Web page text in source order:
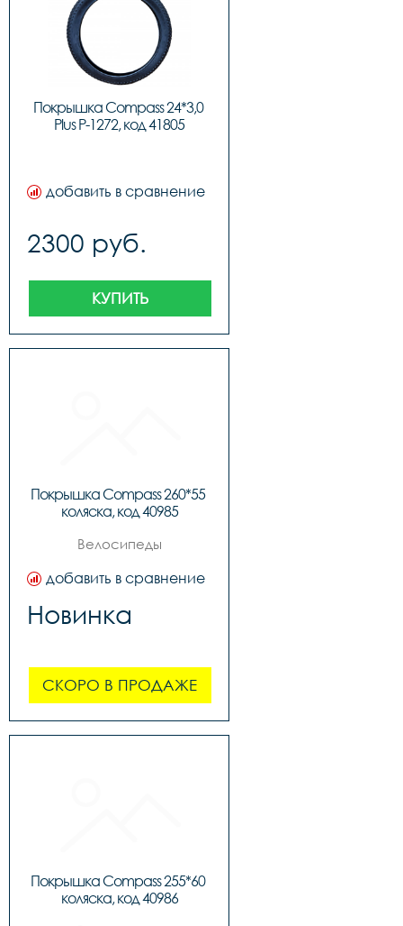
Покрышка Compass 24*3,0
Plus P-1272, код 41805
добавить в сравнение
2300 руб.
КУПИТЬ
Покрышка Compass 260*55
коляска, код 40985
Велосипеды
добавить в сравнение
Новинка
СКОРО В ПРОДАЖЕ
Покрышка Compass 255*60
коляска, код 40986